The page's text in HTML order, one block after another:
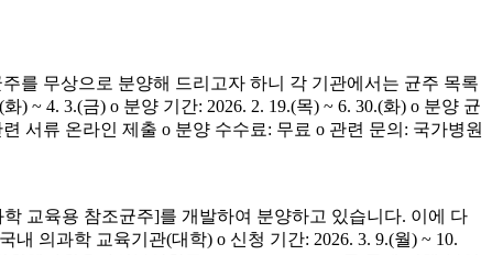
를 무상으로 분양해 드리고자 하니 각 기관에서는 균주 목록
~ 4. 3.(금) o 분양 기간: 2026. 2. 19.(목) ~ 6. 30.(화) o 분양 균
서류 온라인 제출 o 분양 수수료: 무료 o 관련 문의: 국가병원
교육용 참조균주]를 개발하여 분양하고 있습니다. 이에 다
의과학 교육기관(대학) o 신청 기간: 2026. 3. 9.(월) ~ 10.